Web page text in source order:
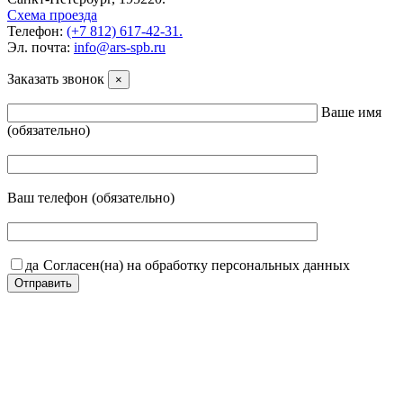
Схема проезда
Телефон: (+7 812) 617-42-31.
Эл. почта: info@ars-spb.ru
Заказать звонок ×
Ваше имя
(обязательно)
Ваш телефон (обязательно)
да Согласен(на) на обработку персональных данных